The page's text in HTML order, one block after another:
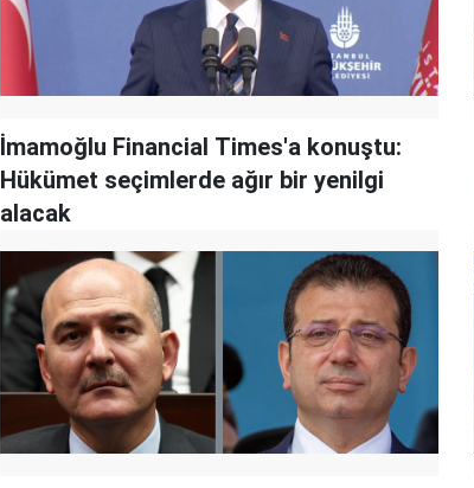
İmamoğlu Financial Times'a konuştu:
Hükümet seçimlerde ağır bir yenilgi
alacak